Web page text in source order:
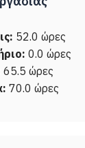
52.0 ώρες
0.0 ώρες
65.5 ώρες
70.0 ώρες